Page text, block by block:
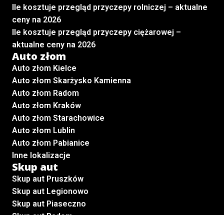
Ile kosztuje przegląd przyczepy rolniczej – aktualne
ceny na 2026
Ile kosztuje przegląd przyczepy ciężarowej –
aktualne ceny na 2026
Auto złom
Auto złom Kielce
Auto złom Skarżysko Kamienna
Auto złom Radom
Auto złom Kraków
Auto złom Starachowice
Auto złom Lublin
Auto złom Pabianice
Inne lokalizacje
Skup aut
Skup aut Pruszków
Skup aut Legionowo
Skup aut Piaseczno